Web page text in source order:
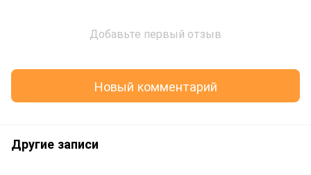
Добавьте первый отзыв
Новый комментарий
Другие записи